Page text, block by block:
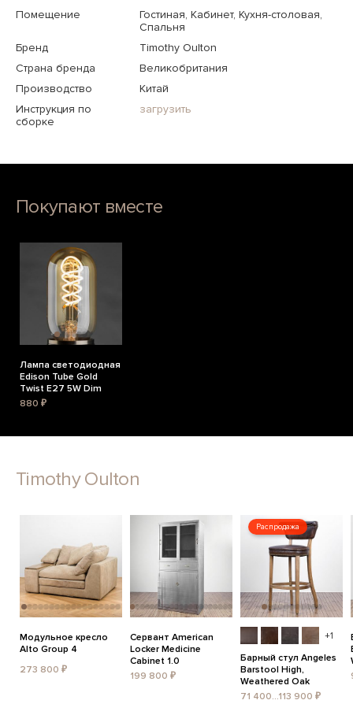
Помещение
Гостиная, Кабинет, Кухня-столовая,
Спальня
Бренд
Timothy Oulton
Страна бренда
Великобритания
Производство
Китай
Инструкция по
сборке
загрузить
Покупают вместе
Лампа светодиодная
Edison Tube Gold
Twist E27 5W Dim
880 ₽
Timothy Oulton
Модульное кресло
Alto Group 4
273 800 ₽
Сервант American
Locker Medicine
Cabinet 1.0
199 800 ₽
Распродажа
+1
Барный стул Angeles
Barstool High,
Weathered Oak
71 400...113 900 ₽